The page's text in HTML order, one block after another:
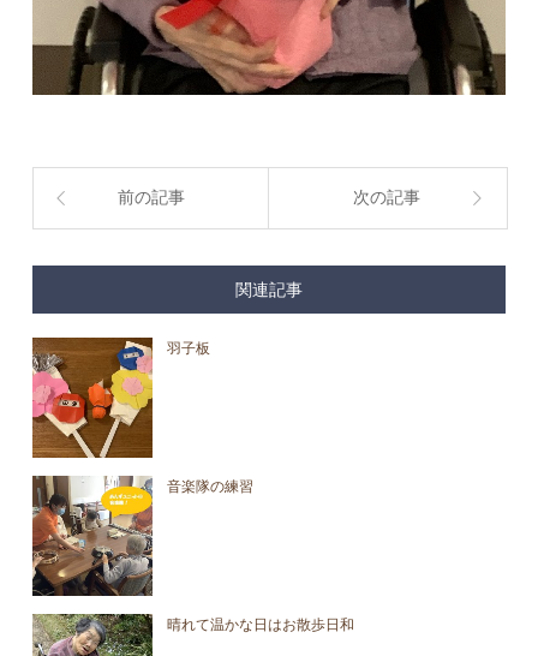
前の記事 次の記事
関連記事
羽子板
音楽隊の練習
晴れて温かな日はお散歩日和